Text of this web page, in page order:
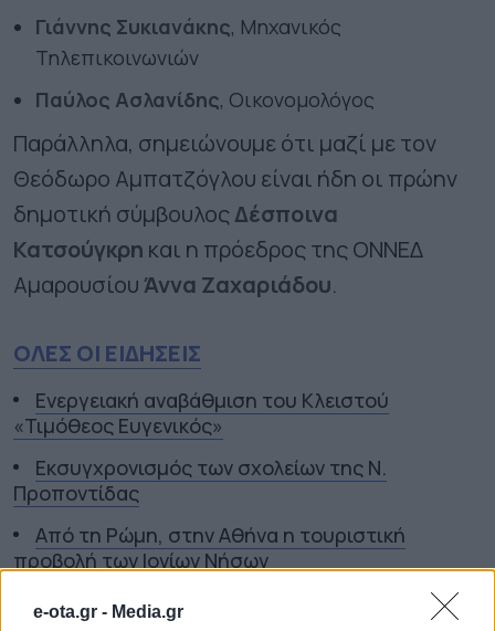
e-ota.gr - Media.gr
Γιάννης Συκιανάκης, Μηχανικός
Τηλεπικοινωνιών
Παύλος Ασλανίδης, Οικονομολόγος
Παράλληλα, σημειώνουμε ότι μαζί με τον
Θεόδωρο Αμπατζόγλου είναι ήδη οι πρώην
δημοτική σύμβουλοςΔέσποινα
Κατσούγκρη και η πρόεδρος της ΟΝΝΕΔ
Αμαρουσίου Άννα Ζαχαριάδου.
ΟΛΕΣ ΟΙ ΕΙΔΗΣΕΙΣ
Ενεργειακή αναβάθμιση του Κλειστού
«Τιμόθεος Ευγενικός»
Εκσυγχρονισμός των σχολείων της Ν.
Προποντίδας
Από τη Ρώμη, στην Αθήνα η τουριστική
προβολή των Ιονίων Νήσων
TAGS:
ΑΝΑΚΟΙΝΩΣΗ